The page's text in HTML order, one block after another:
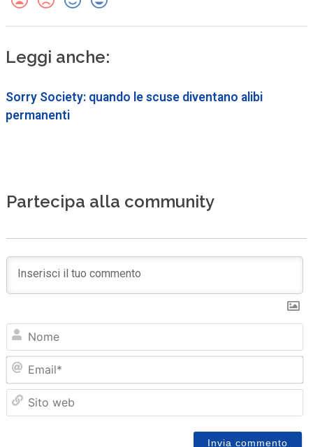
Leggi anche:
Sorry Society: quando le scuse diventano alibi
permanenti
Partecipa alla community